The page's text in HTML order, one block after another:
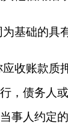
为基础的具
收账款质
，债务人
事人约定